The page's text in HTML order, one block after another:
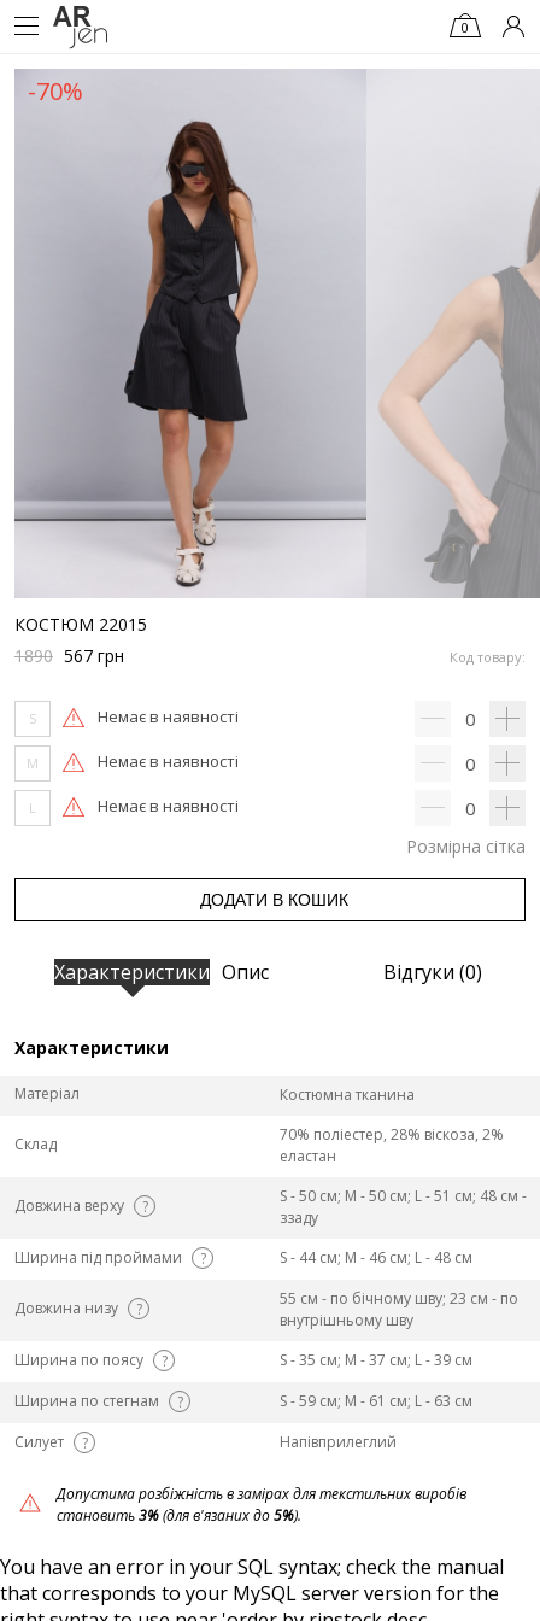
0
-70%
КОСТЮМ 22015
Код товару:
1890 567 грн
S Немає в наявності 0
M Немає в наявності 0
L Немає в наявності 0
Розмірна сітка
ДОДАТИ В КОШИК
Характеристики Опис Відгуки (0)
Характеристики
Матеріал Костюмна тканина
Склад
70% поліестер, 28% віскоза, 2%
еластан
Довжина верху ?
S - 50 см; M - 50 см; L - 51 см; 48 см -
ззаду
Ширина під проймами
? S - 44 см; M - 46 см; L - 48 см
Довжина низу ?
55 см - по бічному шву; 23 см - по
внутрішньому шву
Ширина по поясу
?
S - 35 см; M - 37 см; L - 39 см
Ширина по стегнам
?
S - 59 см; M - 61 см; L - 63 см
Силует
? Напівприлеглий
Допустима розбіжність в замірах для текстильних виробів
становить3%(для в'язаних до5%).
You have an error in your SQL syntax; check the manual
that corresponds to your MySQL server version for the